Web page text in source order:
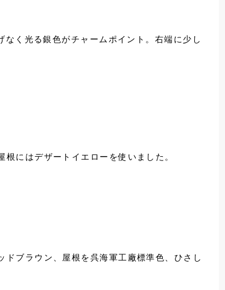
く光る銀色がチャームポイント。右端に少し
にはデザートイエローを使いました。
ブラウン、屋根を呉海軍工廠標準色、ひさし